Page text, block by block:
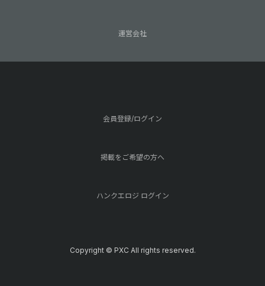
運営会社
会員登録/ログイン
掲載をご希望の方へ
ハンクエロジ ログイン
Copyright © PXC All rights reserved.